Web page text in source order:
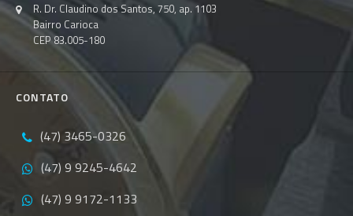
R. Dr. Claudino dos Santos, 750, ap. 1103
Bairro Carioca
CEP 83.005-180
CONTATO
(47) 3465-0326
(47) 9 9245-4642
(47) 9 9172-1133